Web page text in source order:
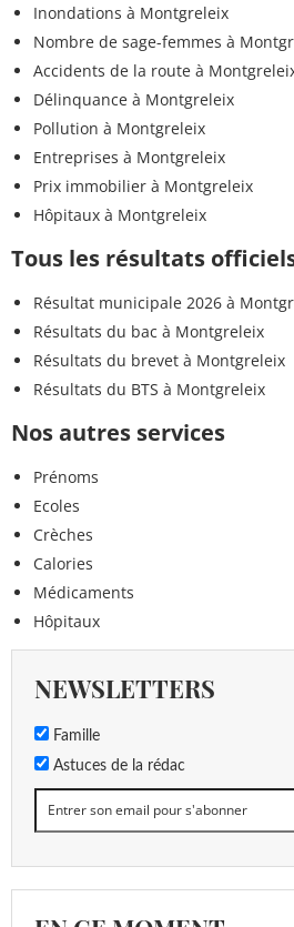
Inondations à Montgreleix
Nombre de sage-femmes à
Accidents de la route à
Délinquance à Montgreleix
Pollution à Montgreleix
Entreprises à Montgreleix
Prix immobilier à Montgreleix
Hôpitaux à Montgreleix
Tous les résultats
Résultat municipale 2026 à
Résultats du bac à Montgreleix
Résultats du brevet à Montgreleix
Résultats du BTS à Montgreleix
Nos autres services
Prénoms
Ecoles
Crèches
Calories
Médicaments
Hôpitaux
NEWSLETTERS
Famille
Astuces de la rédac